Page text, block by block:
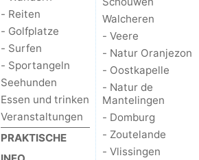
- Reiten
- Golfplatze
- Surfen
- Sportangeln
Seehunden
Essen und trinken
Veranstaltungen
PRAKTISCHE
Walcheren
- Veere
- Natur Oranjezon
- Oostkapelle
- Natur de
Mantelingen
- Domburg
- Zoutelande
- Vlissingen